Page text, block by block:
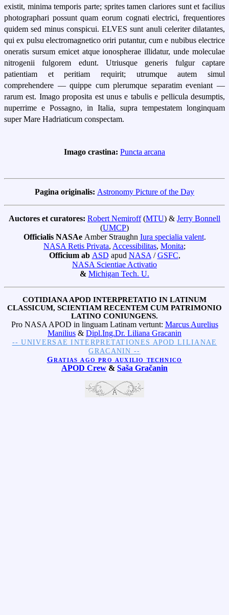
existit, minima temporis parte; sprites tamen clariores sunt et facilius
photographari possunt quam eorum cognati electrici, frequentiores
quidem sed minus conspicui. ELVES sunt anuli celeriter dilatantes,
qui ex pulsu electromagnetico oriri putantur, cum e nubibus electrice
oneratis sursum emicet atque ionospherae illidatur, unde moleculae
nitrogenii fulgorem edunt. Utriusque generis fulgur captare
patientiam et peritiam requirit; utrumque autem simul
comprehendere — quippe cum plerumque separatim eveniant —
rarum est. Imago proposita est unus e tabulis e pellicula desumptis,
nuperrime e Possagno, in Italia, supra tempestatem longinquam
super Mare Hadriaticum conspectam.
Imago crastina: Puncta arcana
Pagina originalis: Astronomy Picture of the Day
Auctores et curatores: Robert Nemiroff(MTU) & Jerry Bonnell
(UMCP)
Officialis NASAe Amber Straughn Iura specialia valent.
NASA Retis Privata, Accessibilitas, Monita;
Officium ab ASD apud NASA /GSFC,
NASA Scientiae Activatio
& Michigan Tech. U.
COTIDIANA APOD INTERPRETATIO IN LATINUM
CLASSICUM, SCIENTIAM RECENTEM CUM PATRIMONIO
LATINO CONIUNGENS.
Pro NASA APOD in linguam Latinam vertunt: Marcus Aurelius
Manilius & Dipl.Ing.Dr. Liliana Gracanin
-- UNIVERSAE INTERPRETATIONES APOD LILIANAE
GRACANIN --
Gratias ago pro auxilio technico
APOD Crew & Saša Gračanin